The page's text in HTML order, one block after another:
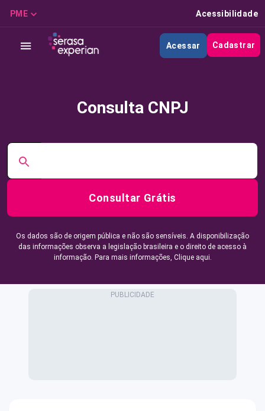
PME Acessibilidade
Acessar Cadastrar
Consulta CNPJ
Consultar Grátis
Os dados são de origem pública e não são sensíveis. A disponibilização
das informações observa a legislação brasileira e o direito de acesso à
informação. Para mais informações, Clique aqui.